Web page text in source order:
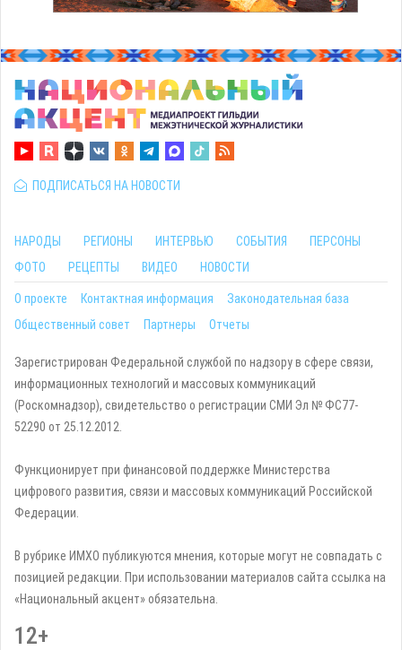
ПОДПИСАТЬСЯ НА НОВОСТИ
НАРОДЫ РЕГИОНЫ ИНТЕРВЬЮ СОБЫТИЯ
ПЕРСОНЫ
ФОТО
РЕЦЕПТЫ ВИДЕО НОВОСТИ
О проекте Контактная информация
Законодательная база
Общественный совет
Партнеры Отчеты
Зарегистрирован Федеральной службой по надзору в сфере связи,
информационных технологий и массовых коммуникаций
(Роскомнадзор), свидетельство о регистрации СМИ Эл № ФС77-
52290 от 25.12.2012.
Функционирует при финансовой поддержке Министерства
цифрового развития, связи и массовых коммуникаций Российской
Федерации.
В рубрике ИМХО публикуются мнения, которые могут не совпадать с
позицией редакции. При использовании материалов сайта ссылка на
«Национальный акцент» обязательна.
12+